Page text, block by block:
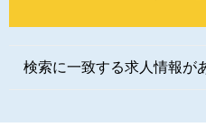
検索に一致する求人情報が